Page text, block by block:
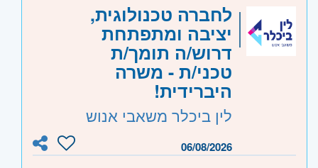
לחברה טכנולוגית,
יציבה ומתפתחת
דרוש/ה תומך/ת
טכני/ת - משרה
היברידית!
לין ביכלר משאבי אנוש
06/08/2026